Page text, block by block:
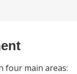
four main areas: